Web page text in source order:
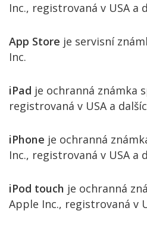
Inc., registrovaná v USA a
App Store je servisní
Inc.
iPad je ochranná známka
registrovaná v USA a
iPhone je ochranná
Inc., registrovaná v USA a
iPod touch je ochranná
Apple Inc., registrovaná v